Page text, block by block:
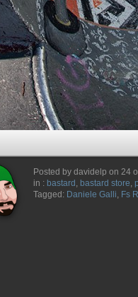
Posted by davidelp on 24
in : bastard , bastard store,
Tagged: Daniele Galli, Fs